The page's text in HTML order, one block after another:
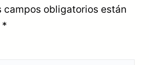
campos obligatorios están
*